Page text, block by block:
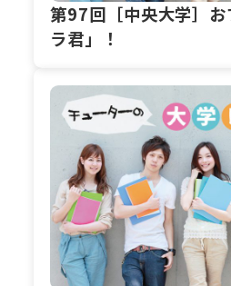
第97回［中央大学］
ラ君」！